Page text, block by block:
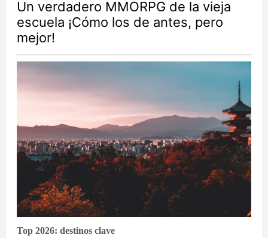
Un verdadero MMORPG de la vieja
escuela ¡Cómo los de antes, pero
mejor!
Top 2026: destinos clave